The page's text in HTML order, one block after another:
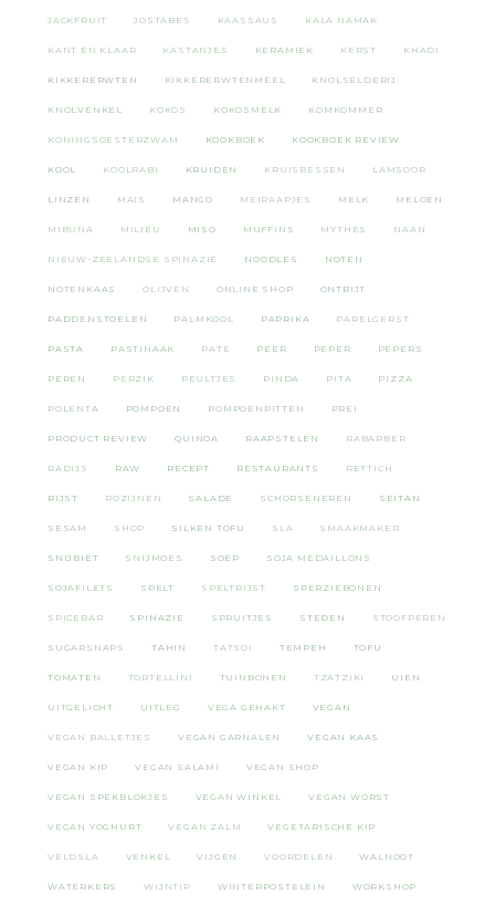
JACKFRUIT JOSTABES KAASSAUS KALA NAMAK
KANT EN KLAAR KASTANJES KERAMIEK KERST KHADI
KIKKERERWTEN KIKKERERWTENMEEL KNOLSELDERIJ
KNOLVENKEL KOKOS KOKOSMELK KOMKOMMER
KONINGSOESTERZWAM KOOKBOEK KOOKBOEK REVIEW
KOOL KOOLRABI KRUIDEN KRUISBESSEN LAMSOOR
LINZEN MAIS MANGO MEIRAAPJES MELK MELOEN
MIBUNA MILIEU MISO MUFFINS MYTHES NAAN
NIEUW-ZEELANDSE SPINAZIE NOODLES NOTEN
NOTENKAAS OLIJVEN ONLINE SHOP ONTBIJT
PADDENSTOELEN PALMKOOL PAPRIKA PARELGERST
PASTA PASTINAAK PATE PEER PEPER PEPERS
PEREN PERZIK PEULTJES PINDA PITA PIZZA
POLENTA POMPOEN POMPOENPITTEN PREI
PRODUCT REVIEW QUINOA RAAPSTELEN RABARBER
RADIJS RAW RECEPT RESTAURANTS RETTICH
RIJST ROZIJNEN SALADE SCHORSENEREN SEITAN
SESAM SHOP SILKEN TOFU SLA SMAAKMAKER
SNIJBIET SNIJMOES SOEP SOJA MEDAILLONS
SOJAFILETS SPELT SPELTRIJST SPERZIEBONEN
SPICEBAR SPINAZIE SPRUITJES STEDEN STOOFPEREN
SUGARSNAPS TAHIN TATSOI TEMPEH TOFU
TOMATEN TORTELLINI TUINBONEN TZATZIKI UIEN
UITGELICHT UITLEG VEGA GEHAKT VEGAN
VEGAN BALLETJES VEGAN GARNALEN VEGAN KAAS
VEGAN KIP VEGAN SALAMI VEGAN SHOP
VEGAN SPEKBLOKJES VEGAN WINKEL VEGAN WORST
VEGAN YOGHURT VEGAN ZALM VEGETARISCHE KIP
VELDSLA VENKEL VIJGEN VOORDELEN WALNOOT
WATERKERS WIJNTIP WINTERPOSTELEIN WORKSHOP